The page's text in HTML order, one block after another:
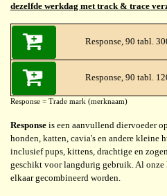
dezelfde werkdag met track & trace
Response, 90 tabl.
Response, 90 tabl.
Response = Trade mark (merknaam)
Response is een aanvullend diervoeder
honden, katten, cavia's en andere kleine
inclusief pups, kittens, drachtige en
geschikt voor langdurig gebruik. Al
elkaar gecombineerd worden.